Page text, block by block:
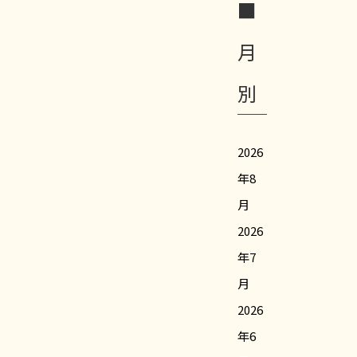
■
月
別
2026
年8
月
2026
年7
月
2026
年6